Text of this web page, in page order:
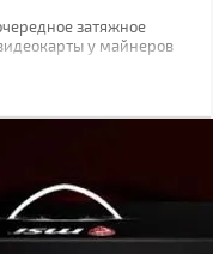
затяжное
у майнеров
графику. Едва
производителем,